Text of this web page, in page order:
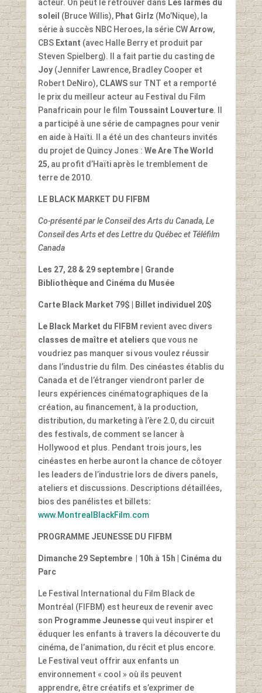
acteur. On peut le retrouver dans Les larmes du
soleil (Bruce Willis), Phat Girlz (Mo’Nique), la
série à succès NBC Heroes, la série CWArrow,
CBS Extant (avec Halle Berry et produit par
Steven Spielberg). Il a fait partie du casting de
Joy(Jennifer Lawrence, Bradley Cooper et
Robert DeNiro), CLAWS sur TNT et a remporté
le prix du meilleur acteur au Festival du Film
Panafricain pour le film Toussaint Louverture. Il
a participé à une série de campagnes pour venir
en aide à Haïti. Il a été un des chanteurs invités
du projet de Quincy Jones : We Are The World
25, au profit d’Haïti après le tremblement de
terre de 2010.
LE BLACK MARKET DU FIFBM
Co-présenté par le Conseil des Arts du Canada, Le
Conseil des Arts et des Lettre du Québec et Téléfilm
Canada
Les 27, 28 & 29 septembre
Grande
Bibliothèque and Cinéma du Musée
Carte Black Market 79$ | Billet individuel 20$
Le Black Market du FIFBM revient avec divers
classes de maître et ateliers que vous ne
voudriez pas manquer si vous voulez réussir
dans l’industrie du film. Des cinéastes établis du
Canada et de l’étranger viendront parler de
leurs expériences cinématographiques de la
création, au financement, à la production,
distribution, du marketing à l’ère 2.0, du circuit
des festivals, de comment se lancer à
Hollywood et plus. Pendant trois jours, les
cinéastes en herbe auront la chance de côtoyer
les leaders de l’industrie lors de divers panels,
ateliers et discussions. Descriptions détaillées,
bios des panélistes et billets:
www.MontrealBlackFilm.com
PROGRAMME JEUNESSE DU FIFBM
Dimanche 29 Septembre
| 10h à 15h | Cinéma du
Parc
Le Festival International du Film Black de
Montréal (FIFBM) est heureux de revenir avec
son Programme Jeunessequi veut inspirer et
éduquer les enfants à travers la découverte du
cinéma, de l’animation, du récit et plus encore.
Le Festival veut offrir aux enfants un
environnement « cool » où ils peuvent
apprendre, être créatifs et s’exprimer de